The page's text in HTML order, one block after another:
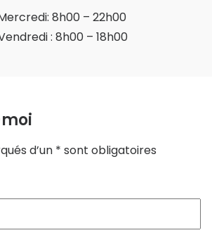
8h00 – 22h00
: 8h00 – 18h00
d’un * sont obligatoires